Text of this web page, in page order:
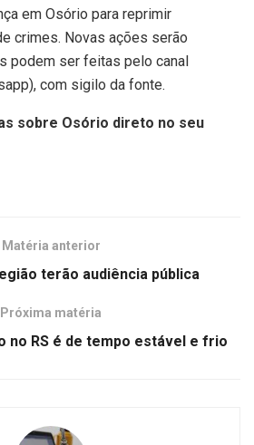
em Osório para reprimir
crimes. Novas ações serão
podem ser feitas pelo canal
com sigilo da fonte.
sobre Osório direto no seu
Matéria anterior
terão audiência pública
Próxima matéria
no RS é de tempo estável e frio